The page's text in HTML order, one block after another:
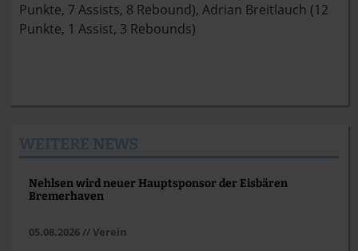
Punkte, 7 Assists, 8 Rebound), Adrian Breitlauch (12
Punkte, 1 Assist, 3 Rebounds)
Nehlsen wird neuer Hauptsponsor der Eisbären
Bremerhaven
05.08.2026 // Verein